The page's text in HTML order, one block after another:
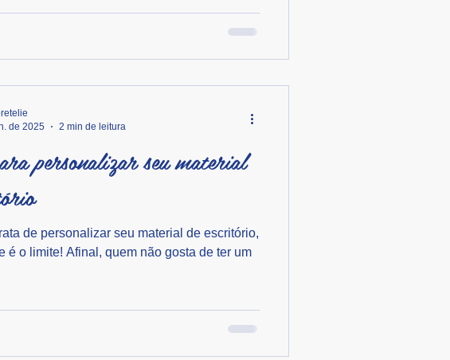
personalizar seu material
de personalizar seu material de escritório,
é o limite! Afinal, quem não gosta de ter um
de 2025
2 min de leitura